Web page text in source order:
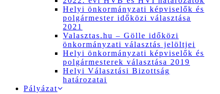
Helyi önkormányzati képviselők és
polgármester időközi választása
2021
Valasztas.hu – Gölle időközi
önkormányzati választás jelöltjei
Helyi önkormányzati képviselők és
polgármesterek választása 2019
Helyi Választási Bizottság
határozatai
Pályázat